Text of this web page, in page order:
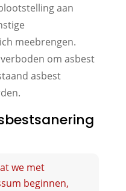
aan
meebrengen.
om asbest
asbest
we met
beginnen,